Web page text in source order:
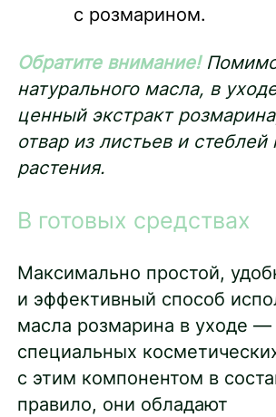
с розмарином.
Обратите внимание!
натурального масла, в
ценный экстракт
отвар из листьев и стеблей
растения.
В готовых средствах
Максимально простой,
и эффективный способ
масла розмарина в уходе —
специальных
с этим компонентом в
правило, они обладают